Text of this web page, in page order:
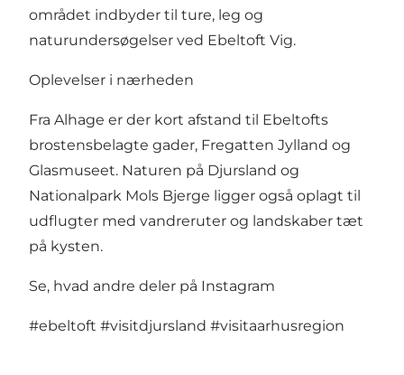
området indbyder til ture, leg og
naturundersøgelser ved Ebeltoft Vig.
Oplevelser i nærheden
Fra Alhage er der kort afstand til Ebeltofts
brostensbelagte gader, Fregatten Jylland og
Glasmuseet. Naturen på Djursland og
Nationalpark Mols Bjerge ligger også oplagt til
udflugter med vandreruter og landskaber tæt
på kysten.
Se, hvad andre deler på Instagram
#ebeltoft #visitdjursland #visitaarhusregion